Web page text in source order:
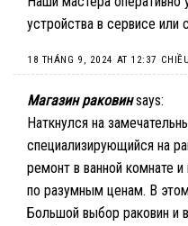
устройства в сервисе
18 THÁNG 9, 2024 AT 12:37 CHIỀU
Магазин раковин says:
Наткнулся на
специализирующийся на
ремонт в ванной комнате
по разумным ценам. В
Большой выбор раковин и